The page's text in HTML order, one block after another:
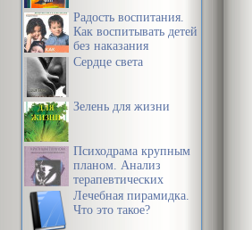
Радость воспитания.
Как воспитывать детей
без наказания
Сердце света
Зелень для жизни
Психодрама крупным
планом. Анализ
терапевтических
механизмов
Лечебная пирамидка.
Что это такое?